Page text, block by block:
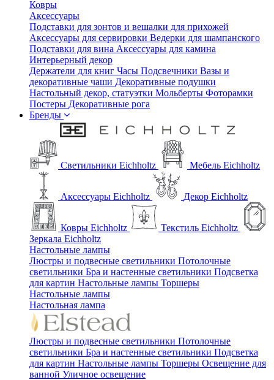
Ковры
Аксессуары
Подставки для зонтов и вешалки для прихожей
Аксессуары для сервировки Ведерки для шампанского
Подставки для вина Аксессуары для камина
Интерьерный декор
Держатели для книг Часы Подсвечники Вазы и
декоративные чаши Декоративные подушки
Настольный декор, статуэтки Мольберты Фоторамки
Постеры Декоративные рога
Бренды
Светильники Eichholtz Мебель Eichholtz
Аксессуары Eichholtz Декор Eichholtz
Ковры Eichholtz
Текстиль Eichholtz
Зеркала Eichholtz
Настольные лампы
Люстры и подвесные светильники Потолочные
светильники Бра и настенные светильники Подсветка
для картин Настольные лампы Торшеры
Настольные лампы
Настольная лампа
Люстры и подвесные светильники Потолочные
светильники Бра и настенные светильники Подсветка
для картин Настольные лампы Торшеры Освещение для
ванной Уличное освещение